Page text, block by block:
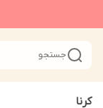
جستجو
کرنا